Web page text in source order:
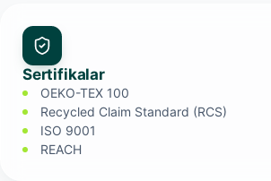
Sertifikalar
OEKO-TEX 100
Recycled Claim Standard (RCS)
ISO 9001
REACH